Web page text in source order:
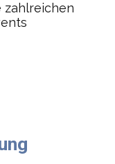
zahlreichen